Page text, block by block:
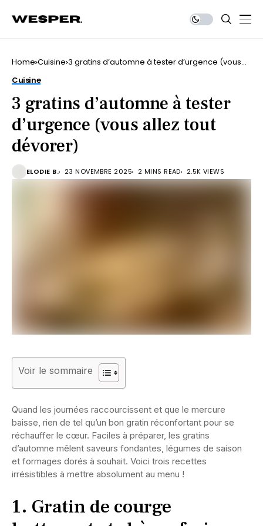
Home Cuisine 3 gratins d’automne à tester d’urgence (vous
Cuisine
3 gratins d’automne à tester
d’urgence (vous allez tout
dévorer)
ELODIE B. 23 NOVEMBRE 2025 2 MINS READ 2.5K VIEWS
Voir le sommaire
Quand les journées raccourcissent et que le mercure
baisse, rien de tel qu’un bon gratin réconfortant pour se
réchauffer le cœur. Faciles à préparer, les gratins
d’automne mêlent saveurs fondantes, légumes de saison
et formages dorés à souhait. Voici trois recettes
irrésistibles à mettre absolument au menu !
1. Gratin de courge